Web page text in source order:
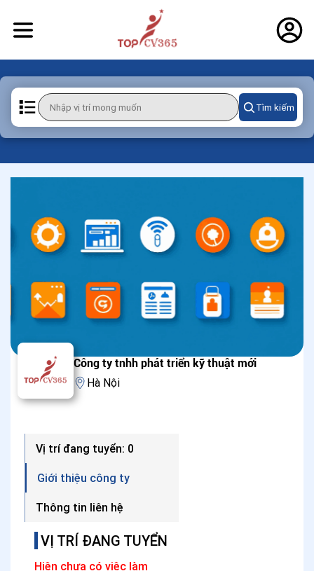
Tìm kiếm
Công ty tnhh phát triển kỹ thuật mới
Hà Nội
VỊ TRÍ ĐANG TUYỂN
Hiện chưa có việc làm
Vị trí đang tuyển: 0
Giới thiệu công ty
Thông tin liên hệ